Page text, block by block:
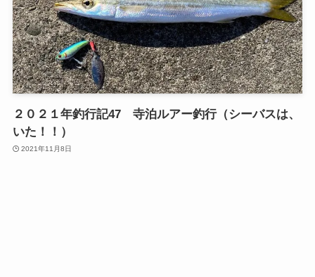
２０２１年釣行記47 寺泊ルアー釣行（シーバスは、
いた！！）
2021年11月8日